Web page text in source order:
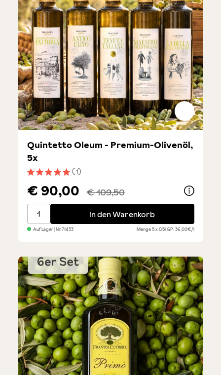
Durchschnittliche Bewertung von 5 von 5 Sternen
(1)
Quintetto Oleum - Premium-Olivenöl,
5x
€ 90,00 € 109,50
Quintetto Oleum - Premium-Olivenöl, 5x
In den Warenkorb
Auf Lager| Nr.71433 Menge5 x 0,5lGP: 36,00€/l